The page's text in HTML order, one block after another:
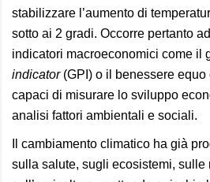
stabilizzare l’aumento di
sotto ai 2 gradi. Occorre pertanto
indicatori macroeconomici come il
indicator(GPI) o il benessere equo
capaci di misurare lo sviluppo
analisi fattori ambientali e sociali.
Il cambiamento climatico ha già
sulla salute, sugli ecosistemi, sulle